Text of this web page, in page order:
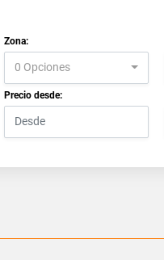
Zona:
0 Opciones
Precio desde: